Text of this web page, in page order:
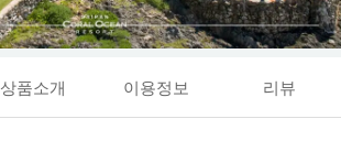
상품소개 이용정보 리뷰